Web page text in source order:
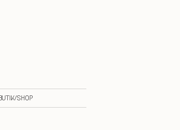
SHOP